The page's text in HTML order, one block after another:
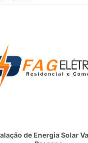
de Energia Solar